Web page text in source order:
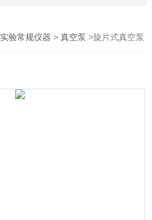
实验常规仪器 >真空泵 >旋片式真空泵